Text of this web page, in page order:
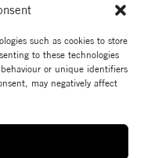
such as cookies to store
to these technologies
or unique identifiers
may negatively affect